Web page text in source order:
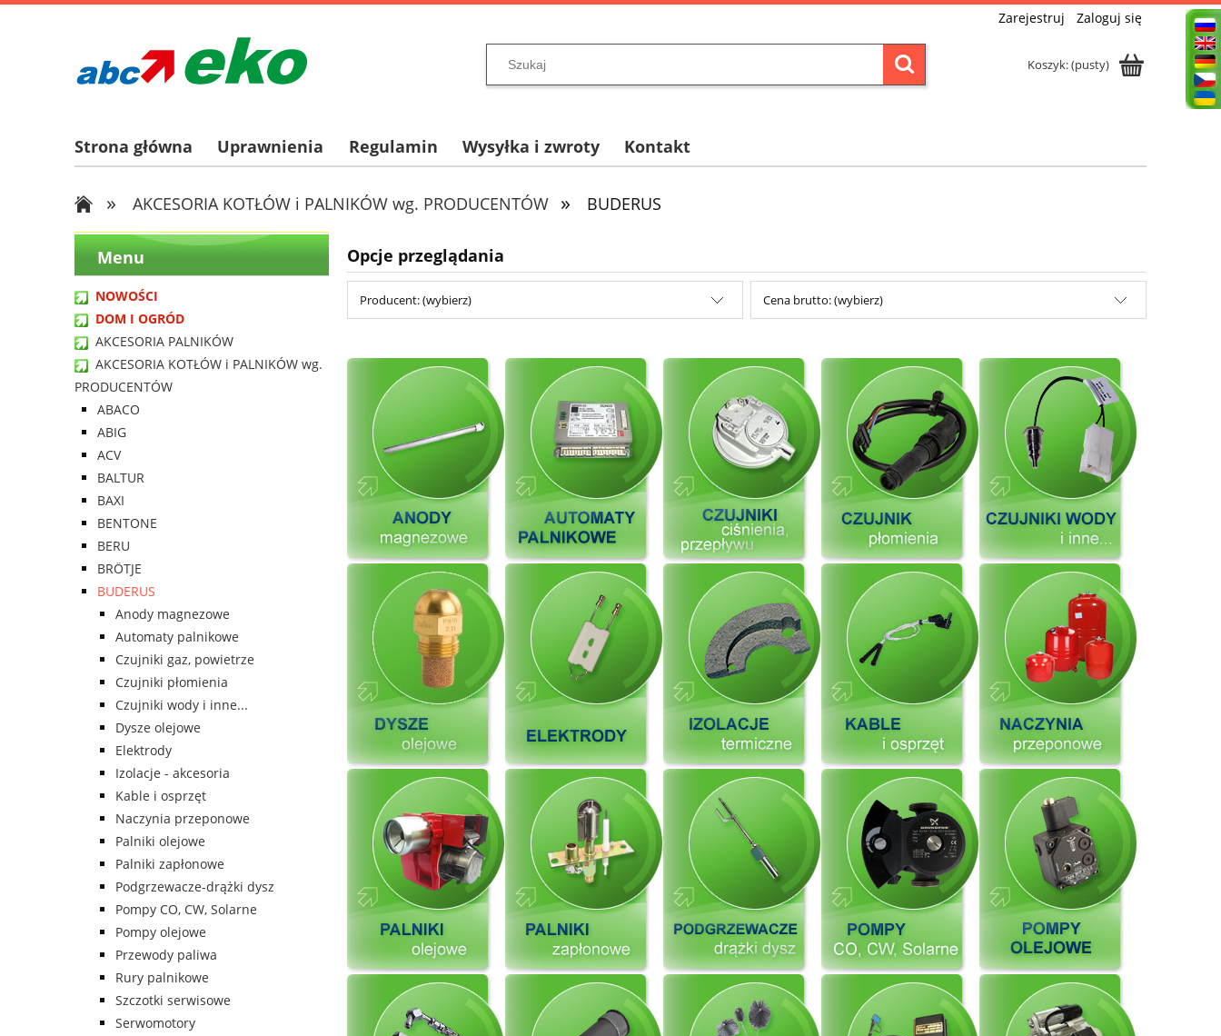
Zarejestruj Zaloguj się
Koszyk:(pusty)
Strona główna Uprawnienia Regulamin Wysyłka i zwroty Kontakt
» AKCESORIA KOTŁÓW i PALNIKÓW wg. PRODUCENTÓW » BUDERUS
Menu
NOWOŚCI
DOM I OGRÓD
AKCESORIA PALNIKÓW
AKCESORIA KOTŁÓW i PALNIKÓW wg.
PRODUCENTÓW
ABACO
ABIG
ACV
BALTUR
BAXI
BENTONE
BERU
BRÖTJE
BUDERUS
Anody magnezowe
Automaty palnikowe
Czujniki gaz, powietrze
Czujniki płomienia
Czujniki wody i inne...
Dysze olejowe
Elektrody
Izolacje - akcesoria
Kable i osprzęt
Naczynia przeponowe
Palniki olejowe
Palniki zapłonowe
Podgrzewacze-drążki dysz
Pompy CO, CW, Solarne
Pompy olejowe
Przewody paliwa
Rury palnikowe
Szczotki serwisowe
Serwomotory
Opcje przeglądania
Producent: (wybierz) Cena brutto: (wybierz)